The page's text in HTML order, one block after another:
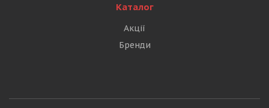
Каталог
Акції
Бренди